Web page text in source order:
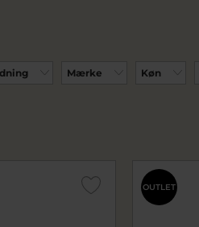
Mærke Køn
OUTLET